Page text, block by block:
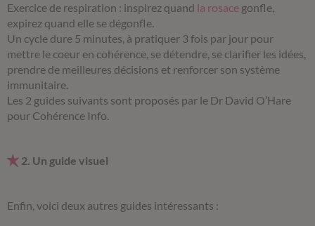
Exercice de respiration : inspirez quand la rosace gonfle,
expirez quand elle se dégonfle.
Un cycle dure 5 minutes, à pratiquer 3 fois par jour pour
mettre le coeur en cohérence, se détendre, se clarifier les idées,
prendre de meilleures décisions et renforcer son système
immunitaire.
Les 2 guides suivants sont proposés par le Dr David O’Hare
pour Cohérence Info.
2. Un guide visuel
Enfin, voici deux autres guides intéressants :